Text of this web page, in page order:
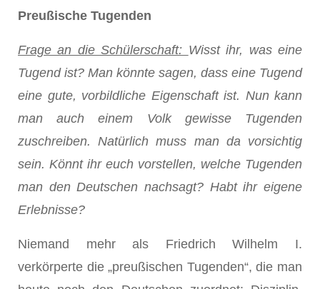
Preußische Tugenden
Frage an die Schülerschaft: Wisst ihr, was eine
Tugend ist? Man könnte sagen, dass eine Tugend
eine gute, vorbildliche Eigenschaft ist. Nun kann
man auch einem Volk gewisse Tugenden
zuschreiben. Natürlich muss man da vorsichtig
sein. Könnt ihr euch vorstellen, welche Tugenden
man den Deutschen nachsagt? Habt ihr eigene
Erlebnisse?
Niemand mehr als Friedrich Wilhelm I.
verkörperte die „preußischen Tugenden“, die man